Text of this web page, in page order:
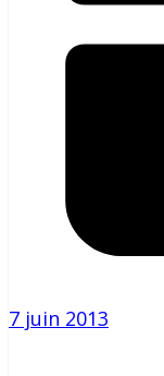
7 juin 2013